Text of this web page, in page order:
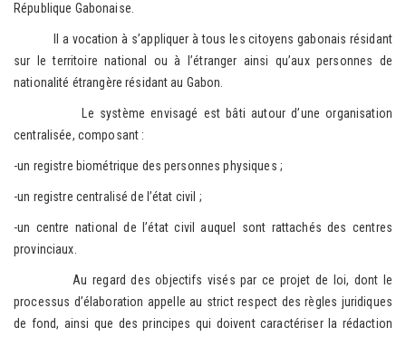
République Gabonaise.
Il a vocation à s’appliquer à tous les citoyens gabonais résidant
sur le territoire national ou à l’étranger ainsi qu’aux personnes de
nationalité étrangère résidant au Gabon.
Le système envisagé est bâti autour d’une organisation
centralisée, composant :
-un registre biométrique des personnes physiques ;
-un registre centralisé de l’état civil ;
-un centre national de l’état civil auquel sont rattachés des centres
provinciaux.
Au regard des objectifs visés par ce projet de loi, dont le
processus d’élaboration appelle au strict respect des règles juridiques
de fond, ainsi que des principes qui doivent caractériser la rédaction